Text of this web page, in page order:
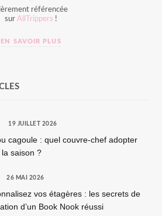
référencée
sur AllTrippers !
EN SAVOIR PLUS
19 JUILLET 2026
cagoule : quel couvre-chef adopter
saison ?
26 MAI 2026
vos étagères : les secrets de
d’un Book Nook réussi